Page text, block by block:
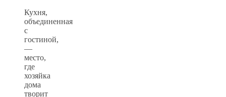
Кухня,
объединенная
с
гостиной,
—
место,
где
хозяйка
дома
творит